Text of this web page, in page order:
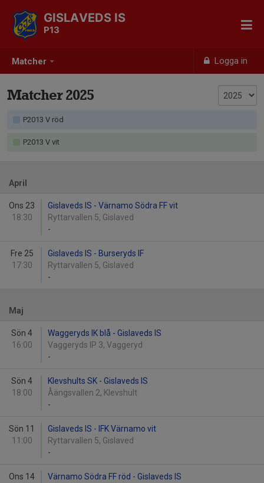
Matcher Logga in
GISLAVEDS IS
P13
Matcher 2025
P2013 V röd
P2013 V vit
April
Ons 23
18:30
Gislaveds IS - Värnamo Södra FF vit
Ryttarvallen 5, Gislaved
-
Fre 25
17:30
Gislaveds IS - Burseryds IF
Ryttarvallen 5, Gislaved
-
Maj
Sön 4
16:00
Waggeryds IK blå - Gislaveds IS
Vaggeryds IP 3, Vaggeryd
-
Sön 4
18:00
Klevshults SK - Gislaveds IS
Åängsvallen 2, Klevshult
-
Sön 11
11:00
Gislaveds IS - IFK Värnamo vit
Ryttarvallen 5, Gislaved
-
Ons 14
Värnamo Södra FF röd - Gislaveds IS